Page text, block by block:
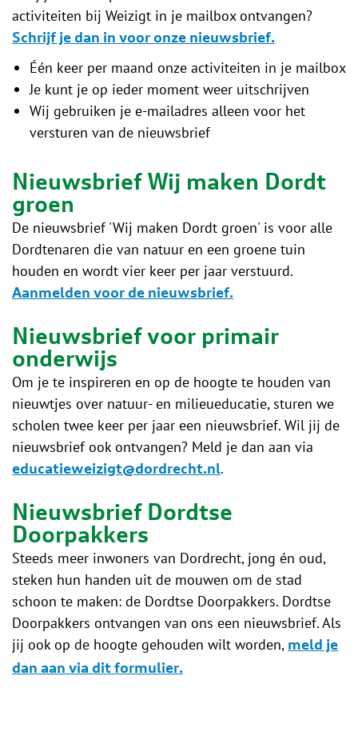
activiteiten bij Weizigt in je mailbox ontvangen?
Schrijf je dan in voor onze nieuwsbrief.
Één keer per maand onze activiteiten in je mailbox
Je kunt je op ieder moment weer uitschrijven
Wij gebruiken je e-mailadres alleen voor het
versturen van de nieuwsbrief
Nieuwsbrief Wij maken Dordt
groen
De nieuwsbrief 'Wij maken Dordt groen' is voor alle
Dordtenaren die van natuur en een groene tuin
houden en wordt vier keer per jaar verstuurd.
Aanmelden voor de nieuwsbrief.
Nieuwsbrief voor primair
onderwijs
Om je te inspireren en op de hoogte te houden van
nieuwtjes over natuur- en milieueducatie, sturen we
scholen twee keer per jaar een nieuwsbrief. Wil jij de
nieuwsbrief ook ontvangen? Meld je dan aan via
educatieweizigt@dordrecht.nl.
Nieuwsbrief Dordtse
Doorpakkers
Steeds meer inwoners van Dordrecht, jong én oud,
steken hun handen uit de mouwen om de stad
schoon te maken: de Dordtse Doorpakkers. Dordtse
Doorpakkers ontvangen van ons een nieuwsbrief. Als
jij ook op de hoogte gehouden wilt worden, meld je
dan aan via dit formulier.